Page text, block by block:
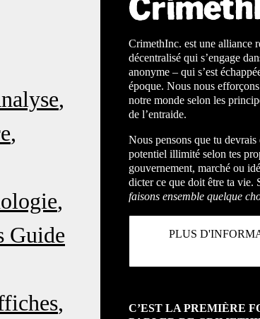
Guide
CrimethInc. est une alliance
décentralisé qui s’engage
anonyme – qui s’est
époque. Nous nous
notre monde selon les
de l’entraide.
Nous pensons que tu
potentiel illimité selon tes
gouvernement, marché ou
dicter ce que doit être ta vie.
faisons ensemble quelque
PLUS
C’EST LA PREMIÈRE